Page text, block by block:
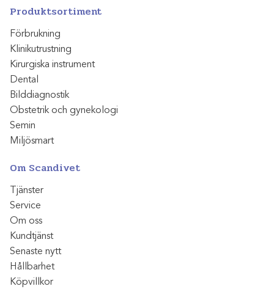
Produktsortiment
Förbrukning
Klinikutrustning
Kirurgiska instrument
Dental
Bilddiagnostik
Obstetrik och gynekologi
Semin
Miljösmart
Om Scandivet
Tjänster
Service
Om oss
Kundtjänst
Senaste nytt
Hållbarhet
Köpvillkor